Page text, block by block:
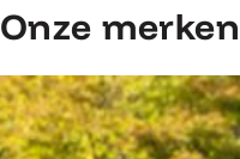
Onze merken